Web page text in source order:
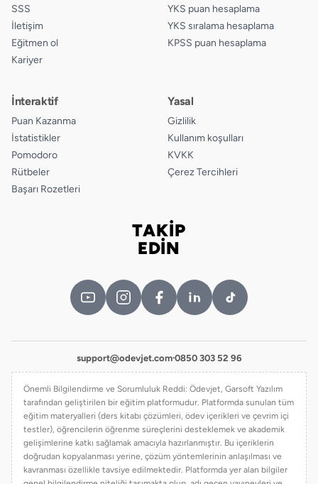
SSS
İletişim
Eğitmen ol
Kariyer
YKS puan hesaplama
YKS sıralama hesaplama
KPSS puan hesaplama
İnteraktif
Puan Kazanma
İstatistikler
Pomodoro
Rütbeler
Başarı Rozetleri
Yasal
Gizlilik
Kullanım koşulları
KVKK
Çerez Tercihleri
TAKİP
EDİN
support@odevjet.com·0850 303 52 96
Önemli Bilgilendirme ve Sorumluluk Reddi: Ödevjet, Garsoft Yazılım
tarafından geliştirilen bir eğitim platformudur. Platformda sunulan tüm
eğitim materyalleri (ders kitabı çözümleri, ödev içerikleri ve çevrim içi
testler), öğrencilerin öğrenme süreçlerini desteklemek ve akademik
gelişimlerine katkı sağlamak amacıyla hazırlanmıştır. Bu içeriklerin
doğrudan kopyalanması yerine, çözüm yöntemlerinin anlaşılması ve
kavranması özellikle tavsiye edilmektedir. Platformda yer alan bilgiler